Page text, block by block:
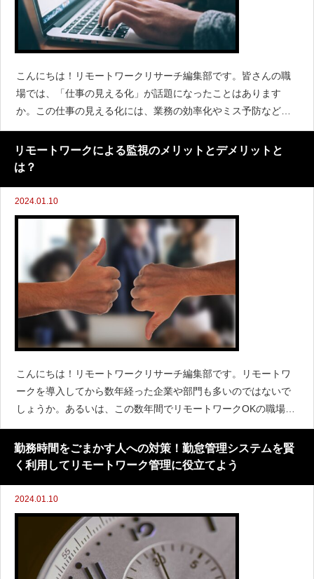
こんにちは！リモートワークリサーチ編集部です。皆さんの職
場では、「仕事の見える化」が話題になったことはあります
か。この仕事の見える化には、業務の効率化やミス予防などメ
リットがたくさんありますので、「仕事の見える化？聞いたこ
とがない」「知っているけれど、やっていない」というようで
あれば、ぜひと
リモートワークによる監視のメリットとデメリットと
は？
2024.01.10
こんにちは！リモートワークリサーチ編集部です。リモートワ
ークを導入してから数年経った企業や部門も多いのではないで
しょうか。あるいは、この数年間でリモートワークOKの職場に
就職や転職をしたりして、初めてリモートワークを経験したと
いう方もいらっしゃると思います。慣れた空間で業務に専念で
きるリモー
勤務時間をごまかす人への対策！勤怠管理システムを賢
く利用してリモートワーク管理に役立てよう
2024.01.10